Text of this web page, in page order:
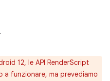
12, le API RenderScript
funzionare, ma prevediamo